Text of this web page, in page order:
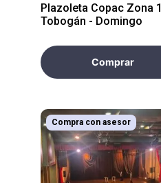
Plazoleta Copac Zona 1
Tobogán - Domingo
Comprar
Compra con asesor